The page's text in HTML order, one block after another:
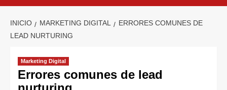
INICIO MARKETING DIGITAL
ERRORES COMUNES DE
LEAD NURTURING
Marketing Digital
Errores comunes de lead